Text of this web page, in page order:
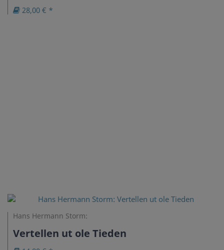
28,00 € *
Hans Hermann Storm:
Vertellen ut ole Tieden